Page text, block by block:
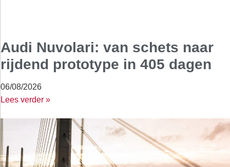
Audi Nuvolari: van schets naar
rijdend prototype in 405 dagen
06/08/2026
Lees verder »